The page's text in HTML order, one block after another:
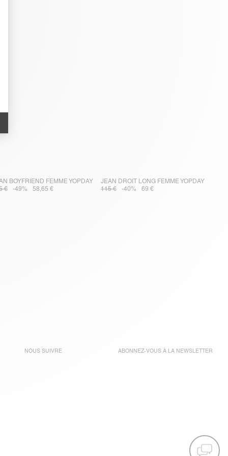
BOYFRIEND FEMME YOPDAY
€
-49% 58,65 €
JEAN DROIT LONG FEMME YOPDAY
115 €
-40% 69 €
NOUS SUIVRE ABONNEZ-VOUS À LA NEWSLETTER